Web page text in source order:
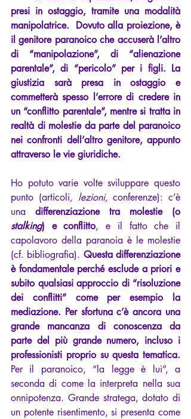
presi in ostaggio, tramite una modalità
manipolatrice.  Dovuto alla proiezione, è
il genitore paranoico che accuserà l’altro
di “manipolazione”, di “alienazione
parentale”, di “pericolo” per i figli. La
giustizia sarà presa in ostaggio e
commetterà spesso l’errore di credere in
un “conflitto parentale”, mentre si tratta in
realtà di molestie da parte del paranoico
nei confronti dell’altro genitore, appunto
attraverso le vie giuridiche.
Ho potuto varie volte sviluppare questo
punto (articoli, lezioni, conferenze): c’è
una
stalking) e conflitto, e il fatto che il
capolavoro della paranoia è le molestie
(cf. bibliografia). Questa differenziazione
è fondamentale perché esclude a priori e
subito qualsiasi approccio di “risoluzione
dei conflitti” come per esempio la
mediazione. Per sfortuna c’è ancora una
grande mancanza di conoscenza da
parte del più grande numero, incluso i
professionisti proprio su questa tematica.
Per il paranoico, “la legge è lui”, a
seconda di come la interpreta nella sua
onnipotenza. Grande stratega, dotato di
un potente risentimento, si presenta come